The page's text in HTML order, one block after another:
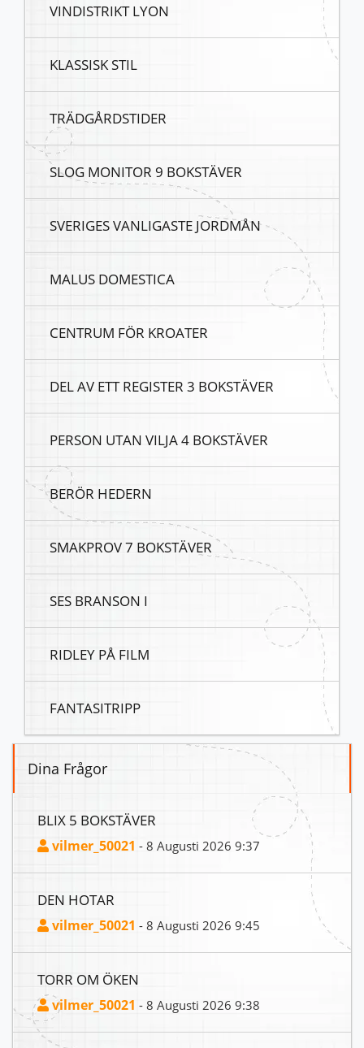
VINDISTRIKT LYON
KLASSISK STIL
TRÄDGÅRDSTIDER
SLOG MONITOR 9 BOKSTÄVER
SVERIGES VANLIGASTE JORDMÅN
MALUS DOMESTICA
CENTRUM FÖR KROATER
DEL AV ETT REGISTER 3 BOKSTÄVER
PERSON UTAN VILJA 4 BOKSTÄVER
BERÖR HEDERN
SMAKPROV 7 BOKSTÄVER
SES BRANSON I
RIDLEY PÅ FILM
FANTASITRIPP
Dina Frågor
BLIX 5 BOKSTÄVER
vilmer_50021 - 8 Augusti 2026 9:37
DEN HOTAR
vilmer_50021 - 8 Augusti 2026 9:45
TORR OM ÖKEN
vilmer_50021 - 8 Augusti 2026 9:38